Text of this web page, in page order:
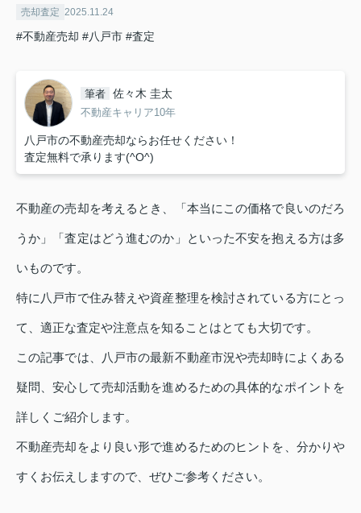
売却査定 2025.11.24
#不動産売却 #八戸市 #査定
筆者 佐々木 圭太
不動産キャリア10年
八戸市の不動産売却ならお任せください！
査定無料で承ります(^O^)
不動産の売却を考えるとき、「本当にこの価格で良いのだろ
うか」「査定はどう進むのか」といった不安を抱える方は多
いものです。
特に八戸市で住み替えや資産整理を検討されている方にとっ
て、適正な査定や注意点を知ることはとても大切です。
この記事では、八戸市の最新不動産市況や売却時によくある
疑問、安心して売却活動を進めるための具体的なポイントを
詳しくご紹介します。
不動産売却をより良い形で進めるためのヒントを、分かりや
すくお伝えしますので、ぜひご参考ください。